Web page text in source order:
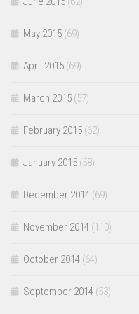
May 2015 (69)
April 2015 (69)
March 2015 (57)
February 2015 (62)
January 2015 (58)
December 2014 (69)
November 2014 (110)
October 2014 (64)
September 2014 (53)